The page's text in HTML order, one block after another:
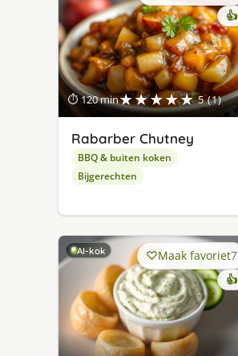
⏱ 120 min★★★★★ 5 (1)
👍
Rabarber Chutney
BBQ & buiten koken
Bijgerechten
AI-kok Maak favoriet7
👍